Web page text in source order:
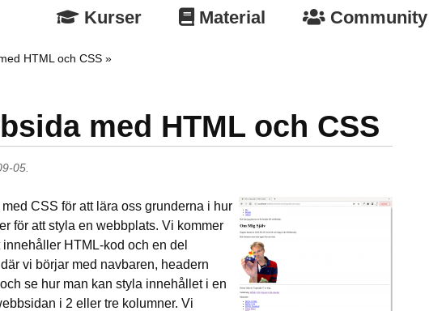
Kurser Material Community
HTML och CSS
med HTML och CSS
05
CSS för att lära oss grunderna i hur
för att styla en webbplats. Vi kommer
HTML-kod och en del
vi börjar med navbaren, headern
se hur man kan styla innehållet i en
i 2 eller tre kolumner. Vi